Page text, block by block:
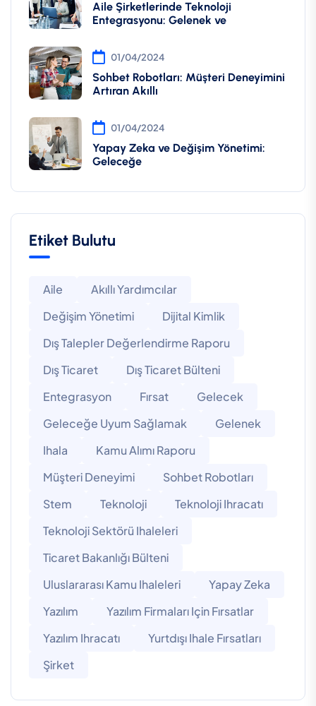
Aile Şirketlerinde Teknoloji
Entegrasyonu: Gelenek ve
01/04/2024
Sohbet Robotları: Müşteri Deneyimini
Artıran Akıllı
01/04/2024
Yapay Zeka ve Değişim Yönetimi:
Geleceğe
Etiket Bulutu
Aile
Akıllı Yardımcılar
Değişim Yönetimi
Dijital Kimlik
Dış Talepler Değerlendirme Raporu
Dış Ticaret
Dış Ticaret Bülteni
Entegrasyon
Fırsat
Gelecek
Geleceğe Uyum Sağlamak
Gelenek
Ihala
Kamu Alımı Raporu
Müşteri Deneyimi
Sohbet Robotları
Stem
Teknoloji
Teknoloji Ihracatı
Teknoloji Sektörü Ihaleleri
Ticaret Bakanlığı Bülteni
Uluslararası Kamu Ihaleleri
Yapay Zeka
Yazılım
Yazılım Firmaları Için Fırsatlar
Yazılım Ihracatı
Yurtdışı Ihale Fırsatları
Şirket